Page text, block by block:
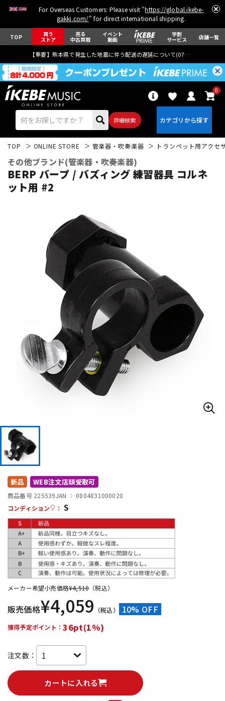
For Overseas Customers: Please visit "https://global.ikebe-
gakki.com/" for direct international shipping.
TOP 買う
ストア
売る
中古買取
イベント
動画
学割
サービス 店舗一覧
【重要】熊本県で発生した地震に伴う配送の遅延について(07月29日
詳細検索
0
ベース
ドラム パーカッション
キーボード 電子ピアノ
管楽器 その他楽器
アンプ
配信/ライブ機器
中古 ヴィンテージ
TOP ONLINE STORE 管楽器・吹奏楽器 トランペット用アクセ
その他ブランド(管楽器・吹奏楽器)
BERP バープ / バズィング 練習器具 コルネ
ット用 #2
新品 WEB注文店頭受取可
商品番号 225539JAN ： 0804831000020
コンディション
： S
メーカー希望小売価格¥4,510 （税込）
販売価格¥4,059 （税込） 10% OFF
獲得予定ポイント：36pt(1%)
注文数：
カートに入れる